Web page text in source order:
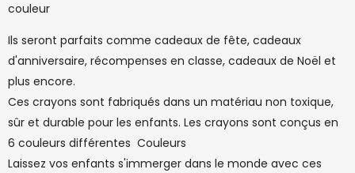
couleur
Ils seront parfaits comme cadeaux de fête, cadeaux
d'anniversaire, récompenses en classe, cadeaux de Noël et
plus encore.
Ces crayons sont fabriqués dans un matériau non toxique,
sûr et durable pour les enfants. Les crayons sont conçus en
6 couleurs différentes Couleurs
Laissez vos enfants s'immerger dans le monde avec ces